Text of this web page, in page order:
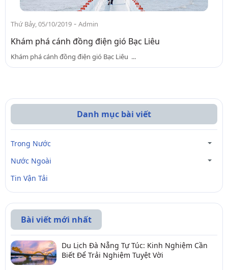
Thứ Bảy, 05/10/2019 - Admin
Khám phá cánh đồng điện gió Bạc Liêu
Khám phá cánh đồng điện gió Bạc Liêu ...
Danh mục bài viết
Trong Nước
Nước Ngoài
Tin Vận Tải
Bài viết mới nhất
Du Lịch Đà Nẵng Tự Túc: Kinh Nghiệm Cần
Biết Để Trải Nghiệm Tuyệt Vời